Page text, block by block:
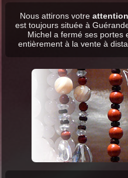
Nous attirons votre attention
est toujours située à
Michel a fermé ses portes
entièrement à la vente à